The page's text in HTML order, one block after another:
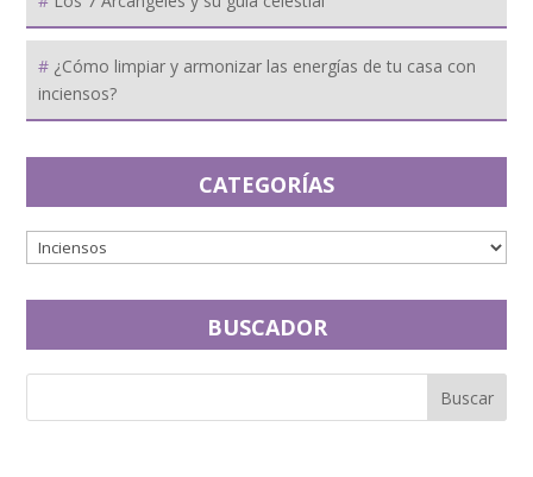
¿Cómo limpiar y armonizar las energías de tu casa con
inciensos?
CATEGORÍAS
BUSCADOR